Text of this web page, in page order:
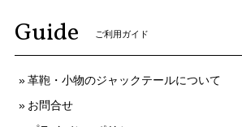
Guide ご利用ガイド
革鞄・小物のジャックテールについて
お問合せ